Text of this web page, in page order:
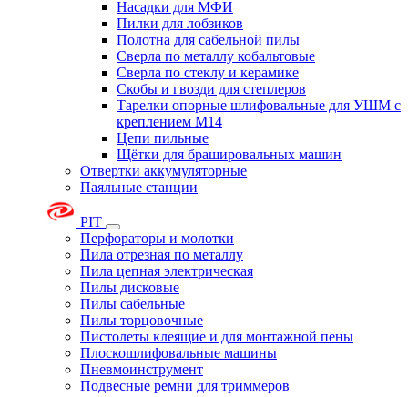
Насадки для МФИ
Пилки для лобзиков
Полотна для сабельной пилы
Сверла по металлу кобальтовые
Сверла по стеклу и керамике
Скобы и гвозди для степлеров
Тарелки опорные шлифовальные для УШМ с
креплением М14
Цепи пильные
Щётки для брашировальных машин
Отвертки аккумуляторные
Паяльные станции
PIT
Перфораторы и молотки
Пила отрезная по металлу
Пила цепная электрическая
Пилы дисковые
Пилы сабельные
Пилы торцовочные
Пистолеты клеящие и для монтажной пены
Плоскошлифовальные машины
Пневмоинструмент
Подвесные ремни для триммеров